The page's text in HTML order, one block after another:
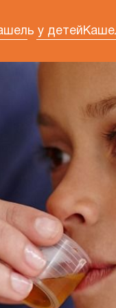
у детей